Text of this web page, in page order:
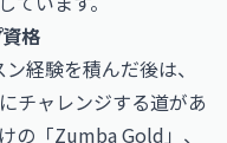
格
経験を積んだ後は、
チャレンジする道があ
の「Zumba Gold」、